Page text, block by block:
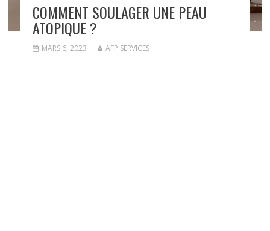
COMMENT SOULAGER UNE PEAU
ATOPIQUE ?
MARS 6, 2023 AFP SERVICES